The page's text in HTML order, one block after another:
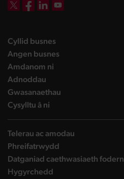
Cyllid busneslanding page
Angen busneslanding page
Amdanom ni
Adnoddau
Gwasanaethau
Cysylltu â ni
Telerau ac amodau
Phreifatrwydd
Datganiad caethwasiaeth fodern
Hygyrchedd